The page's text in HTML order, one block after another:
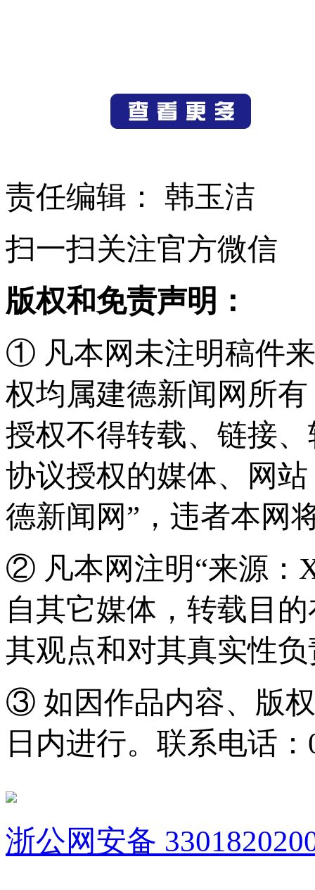
责任编辑： 韩玉洁
扫一扫关注官方微信
版权和免责声明：
① 凡本网未注明稿件
权均属建德新闻网所
授权不得转载、链接
协议授权的媒体、网
德新闻网”，违者本网
② 凡本网注明“来源：
自其它媒体，转载目
其观点和对其真实性
③ 如因作品内容、版
日内进行。联系电话：
浙公网安备